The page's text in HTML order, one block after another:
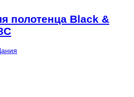
полотенца Black &